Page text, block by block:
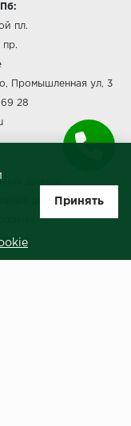
пл.
пр.
Промышленная ул, 3
69 28
данных
данныхПринять